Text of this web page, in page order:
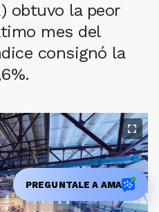
obtuvo la peor
mes del
consignó la
PREGUNTALE A AMA